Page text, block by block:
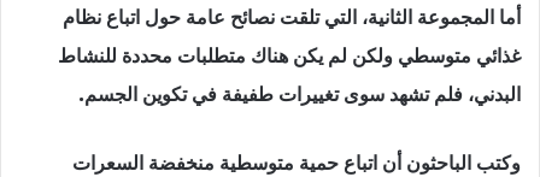
أما المجموعة الثانية، التي تلقت نصائح عامة حول اتباع نظام
غذائي متوسطي ولكن لم يكن هناك متطلبات محددة للنشاط
البدني، فلم تشهد سوى تغييرات طفيفة في تكوين الجسم.
وكتب الباحثون أن اتباع حمية متوسطية منخفضة السعرات